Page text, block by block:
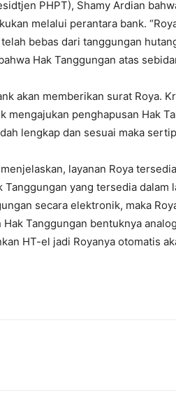
PHPT), Shamy Ardian
melalui perantara bank.
bebas dari tanggungan
Hak Tanggungan atas
akan memberikan surat Roya.
mengajukan penghapusan Hak
lengkap dan sesuai maka
layanan Roya
Tanggungan yang tersedia dalam
secara elektronik, maka
Tanggungan bentuknya
HT-el jadi Royanya otomatis